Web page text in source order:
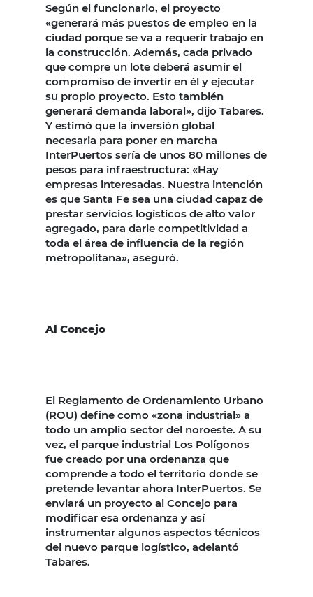
Según el funcionario, el proyecto
«generará más puestos de empleo en la
ciudad porque se va a requerir trabajo en
la construcción. Además, cada privado
que compre un lote deberá asumir el
compromiso de invertir en él y ejecutar
su propio proyecto. Esto también
generará demanda laboral», dijo Tabares.
Y estimó que la inversión global
necesaria para poner en marcha
InterPuertos sería de unos 80 millones de
pesos para infraestructura: «Hay
empresas interesadas. Nuestra intención
es que Santa Fe sea una ciudad capaz de
prestar servicios logísticos de alto valor
agregado, para darle competitividad a
toda el área de influencia de la región
metropolitana», aseguró.
Al Concejo
El Reglamento de Ordenamiento Urbano
(ROU) define como «zona industrial» a
todo un amplio sector del noroeste. A su
vez, el parque industrial Los Polígonos
fue creado por una ordenanza que
comprende a todo el territorio donde se
pretende levantar ahora InterPuertos. Se
enviará un proyecto al Concejo para
modificar esa ordenanza y así
instrumentar algunos aspectos técnicos
del nuevo parque logístico, adelantó
Tabares.